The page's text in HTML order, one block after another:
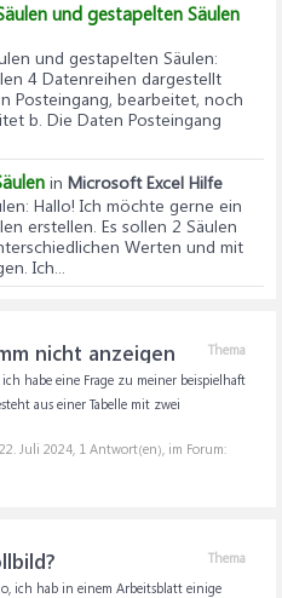
und gestapelten Säulen
und gestapelten Säulen:
4 Datenreihen dargestellt
Posteingang, bearbeitet, noch
b. Die Daten Posteingang
in Microsoft Excel Hilfe
: Hallo! Ich möchte gerne ein
erstellen. Es sollen 2 Säulen
Werten und mit
Ich...
Thema
nicht anzeigen
habe eine Frage zu meiner beispielhaft
aus einer Tabelle mit zwei
22. Juli 2024, 1 Antwort(en), im Forum:
Thema
ich hab in einem Arbeitsblatt einige